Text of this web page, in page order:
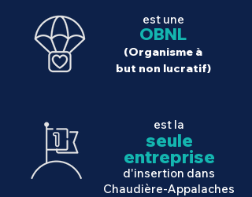
est une
OBNL
(Organisme à
but non lucratif)
est la
seule
entreprise
d'insertion dans
Chaudière-Appalaches